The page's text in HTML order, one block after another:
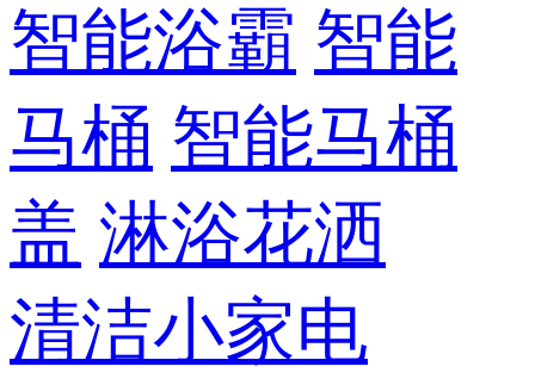
智能浴霸 智能
马桶 智能马桶
盖 淋浴花洒
清洁小家电